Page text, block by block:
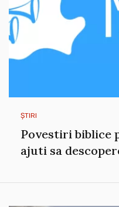
ȘTIRI
Povestiri biblice
ajuti sa